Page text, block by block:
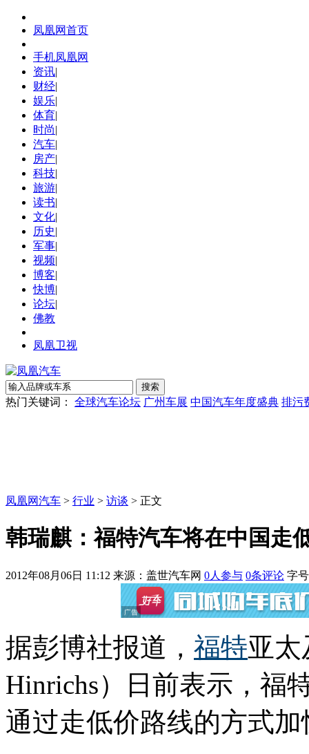
凤凰网首页
手机凤凰网
资讯|
财经|
娱乐|
体育|
时尚|
汽车|
房产|
科技|
旅游|
读书|
文化|
历史|
军事|
视频|
博客|
快博|
论坛|
佛教
凤凰卫视
热门关键词： 全球汽车论坛 广州车展 中国汽车年度盛典 排污
凤凰网汽车 > 行业 > 访谈 > 正文
韩瑞麒：福特汽车将在中国走
2012年08月06日 11:12 来源：盖世汽车网 0人参与 0条评论 字
据彭博社报道， 福特亚
Hinrichs）日前表示，福
通过走低价路线的方式